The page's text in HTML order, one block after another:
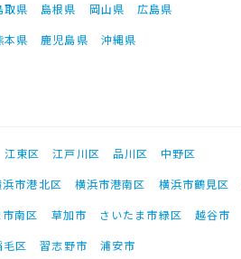
取県 島根県 岡山県
広島県
本県 鹿児島県 沖縄県
江東区 江戸川区 品川区
中野区
浜市港北区 横浜市港南区 横浜市鶴見区
南区 草加市 さいたま市緑区
越谷市
毛区 習志野市 浦安市